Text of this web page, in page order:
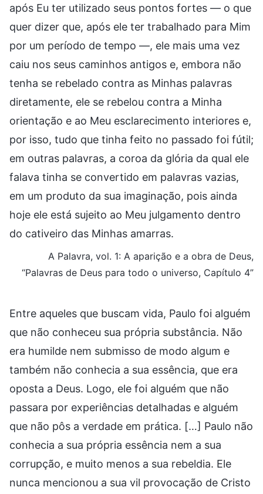
após Eu ter utilizado seus pontos fortes — o que
quer dizer que, após ele ter trabalhado para Mim
por um período de tempo —, ele mais uma vez
caiu nos seus caminhos antigos e, embora não
tenha se rebelado contra as Minhas palavras
diretamente, ele se rebelou contra a Minha
orientação e ao Meu esclarecimento interiores e,
por isso, tudo que tinha feito no passado foi fútil;
em outras palavras, a coroa da glória da qual ele
falava tinha se convertido em palavras vazias,
em um produto da sua imaginação, pois ainda
hoje ele está sujeito ao Meu julgamento dentro
do cativeiro das Minhas amarras.
A Palavra, vol. 1: A aparição e a obra de Deus,
“Palavras de Deus para todo o universo, Capítulo 4”
Entre aqueles que buscam vida, Paulo foi alguém
que não conheceu sua própria substância. Não
era humilde nem submisso de modo algum e
também não conhecia a sua essência, que era
oposta a Deus. Logo, ele foi alguém que não
passara por experiências detalhadas e alguém
que não pôs a verdade em prática. […] Paulo não
conhecia a sua própria essência nem a sua
corrupção, e muito menos a sua rebeldia. Ele
nunca mencionou a sua vil provocação de Cristo